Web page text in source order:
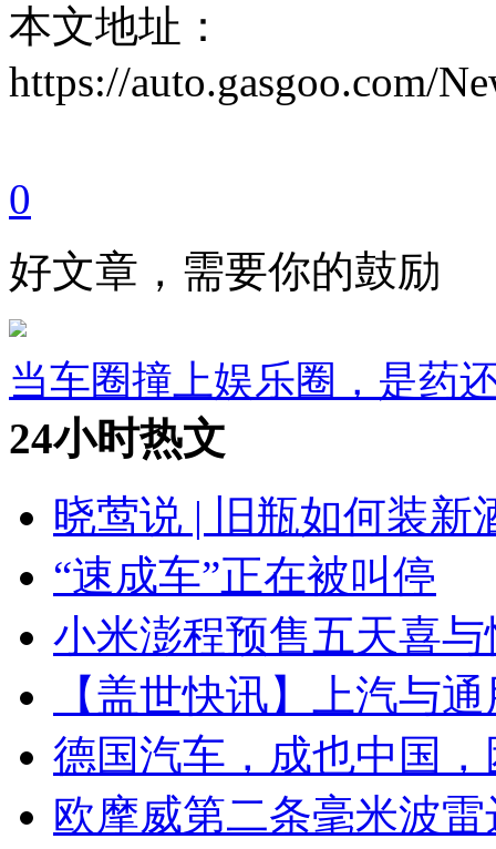
本文地址：
https://auto.gasgoo.com/
0
好文章，需要你的鼓励
当车圈撞上娱乐圈，是药
24小时热文
晓莺说 | 旧瓶如何装新
“速成车”正在被叫停
小米澎程预售五天喜与
【盖世快讯】上汽与
德国汽车，成也中国
欧摩威第二条毫米波